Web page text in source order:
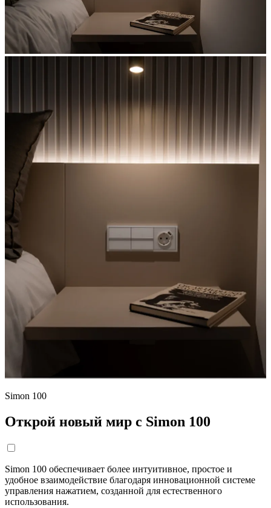
Simon 100
Открой новый мир с Simon 100
Simon 100 обеспечивает более интуитивное, простое и
удобное взаимодействие благодаря инновационной системе
управления нажатием, созданной для естественного
использования.